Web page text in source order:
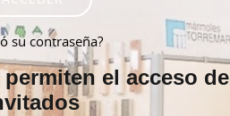
su contraseña?
el acceso de